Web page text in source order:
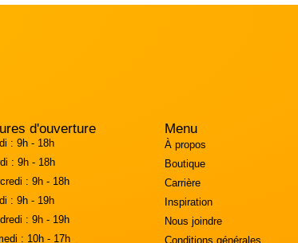
d'ouverture
: 9h - 18h
: 9h - 18h
: 9h - 18h
: 9h - 19h
: 9h - 19h
: 10h - 17h
Menu
À propos
Boutique
Carrière
Inspiration
Nous joindre
Conditions générales